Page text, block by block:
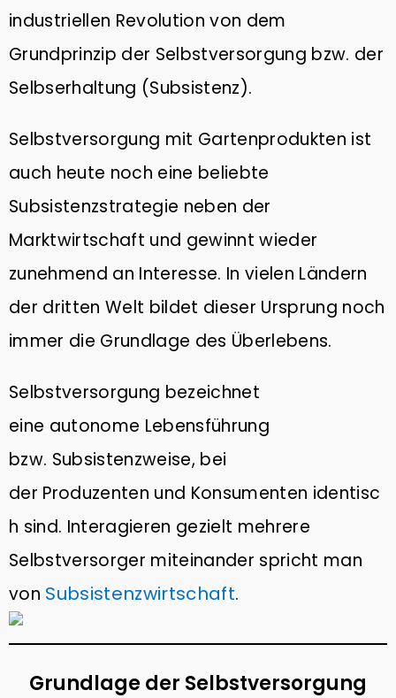
industriellen Revolution von dem
Grundprinzip der Selbstversorgung bzw. der
Selbserhaltung (Subsistenz).
Selbstversorgung mit Gartenprodukten ist
auch heute noch eine beliebte
Subsistenzstrategie neben der
Marktwirtschaft und gewinnt wieder
zunehmend an Interesse. In vielen Ländern
der dritten Welt bildet dieser Ursprung noch
immer die Grundlage des Überlebens.
Selbstversorgung bezeichnet
eine autonome Lebensführung
bzw. Subsistenz­weise, bei
der Produzenten und Konsumenten identisc
h sind. Interagieren gezielt mehrere
Selbstversorger miteinander spricht man
von Subsistenzwirtschaft.
Grundlage der Selbstversorgung